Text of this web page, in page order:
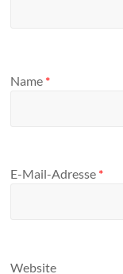
Name *
E-Mail-Adresse *
Website